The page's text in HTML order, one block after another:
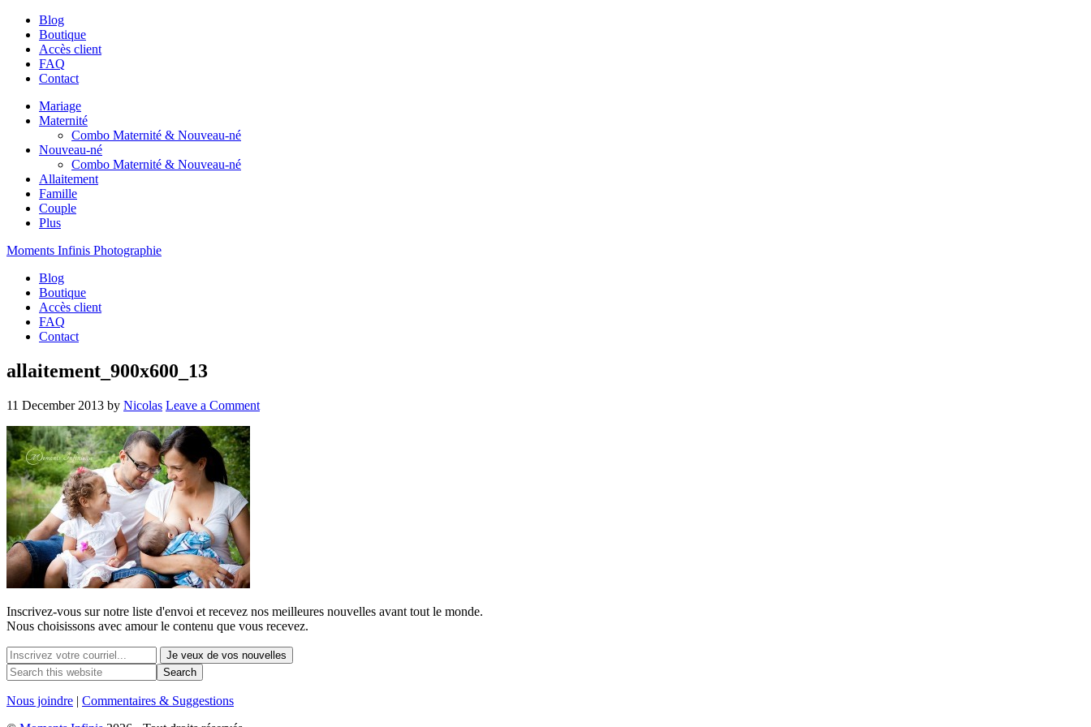
Blog
Boutique
Accès client
FAQ
Contact
Mariage
Maternité
Combo Maternité & Nouveau-né
Nouveau-né
Combo Maternité & Nouveau-né
Allaitement
Famille
Couple
Plus
Moments Infinis Photographie
Blog
Boutique
Accès client
FAQ
Contact
allaitement_900x600_13
11 December 2013 by Nicolas Leave a Comment
Inscrivez-vous sur notre liste d'envoi et recevez nos meilleures nouvelles avant tout le monde.
Nous choisissons avec amourle contenu que vous recevez.
Nous joindre | Commentaires & Suggestions